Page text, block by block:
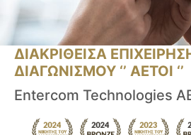
ΔΙΑΚΡΙΘΕΙΣΑ
ΔΙΑΓΩΝΙΣΜΟΥ ‘’ ΑΕΤΟΙ ‘’
Entercom Technologies